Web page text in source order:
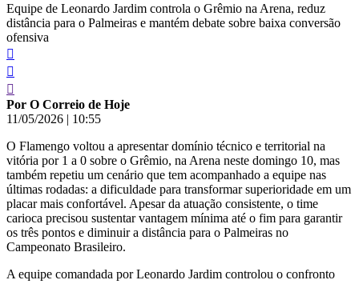
Equipe de Leonardo Jardim controla o Grêmio na Arena, reduz
distância para o Palmeiras e mantém debate sobre baixa conversão
ofensiva
Por O Correio de Hoje
11/05/2026 | 10:55
O Flamengo voltou a apresentar domínio técnico e territorial na
vitória por 1 a 0 sobre o Grêmio, na Arena neste domingo 10, mas
também repetiu um cenário que tem acompanhado a equipe nas
últimas rodadas: a dificuldade para transformar superioridade em um
placar mais confortável. Apesar da atuação consistente, o time
carioca precisou sustentar vantagem mínima até o fim para garantir
os três pontos e diminuir a distância para o Palmeiras no
Campeonato Brasileiro.
A equipe comandada por Leonardo Jardim controlou o confronto